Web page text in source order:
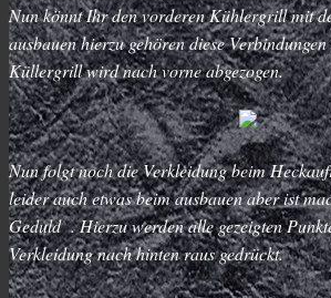
Nun könnt Ihr den vorderen Kühlergrill mit
ausbauen hierzu gehören diese
Küllergrill wird nach vorne abgezogen.
Nun folgt noch die Verkleidung beim
leider auch etwas beim ausbauen aber ist
Geduld . Hierzu werden alle gezeigten
Verkleidung nach hinten raus gedrückt.